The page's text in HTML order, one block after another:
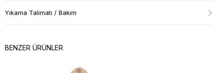
Yıkama Talimatı / Bakım
BENZER ÜRÜNLER